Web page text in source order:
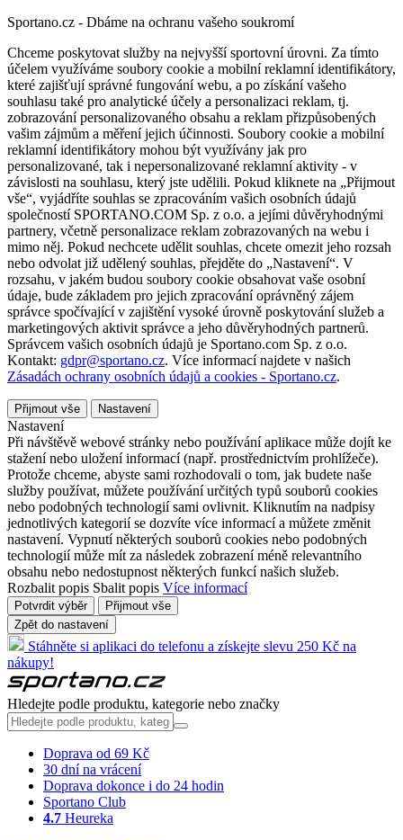
Sportano.cz - Dbáme na ochranu vašeho soukromí
Chceme poskytovat služby na nejvyšší sportovní úrovni. Za tímto
účelem využíváme soubory cookie a mobilní reklamní identifikátory,
které zajišťují správné fungování webu, a po získání vašeho
souhlasu také pro analytické účely a personalizaci reklam, tj.
zobrazování personalizovaného obsahu a reklam přizpůsobených
vašim zájmům a měření jejich účinnosti. Soubory cookie a mobilní
reklamní identifikátory mohou být využívány jak pro
personalizované, tak i nepersonalizované reklamní aktivity - v
závislosti na souhlasu, který jste udělili. Pokud kliknete na „Přijmout
vše“, vyjádříte souhlas se zpracováním vašich osobních údajů
společností SPORTANO.COM Sp. z o.o. a jejími důvěryhodnými
partnery, včetně personalizace reklam zobrazovaných na webu i
mimo něj. Pokud nechcete udělit souhlas, chcete omezit jeho rozsah
nebo odvolat již udělený souhlas, přejděte do „Nastavení“. V
rozsahu, v jakém budou soubory cookie obsahovat vaše osobní
údaje, bude základem pro jejich zpracování oprávněný zájem
správce spočívající v zajištění vysoké úrovně poskytování služeb a
marketingových aktivit správce a jeho důvěryhodných partnerů.
Správcem vašich osobních údajů je Sportano.com Sp. z o.o.
Kontakt: gdpr@sportano.cz. Více informací najdete v našich
Zásadách ochrany osobních údajů a cookies - Sportano.cz.
Přijmout vše Nastavení
Nastavení
Při návštěvě webové stránky nebo používání aplikace může dojít ke
stažení nebo uložení informací (např. prostřednictvím prohlížeče).
Protože chceme, abyste sami rozhodovali o tom, jak budete naše
služby používat, můžete používání určitých typů souborů cookies
nebo podobných technologií sami ovlivnit. Kliknutím na nadpisy
jednotlivých kategorií se dozvíte více informací a můžete změnit
nastavení. Vypnutí některých souborů cookies nebo podobných
technologií může mít za následek zobrazení méně relevantního
obsahu nebo nedostupnost některých funkcí našich služeb.
Rozbalit popis Sbalit popis Více informací
Potvrdit výběr
Přijmout vše
Zpět do nastavení
Stáhněte si aplikaci do telefonu a získejte slevu 250 Kč na
nákupy!
Hledejte podle produktu, kategorie nebo značky
Doprava od 69 Kč
30 dní na vrácení
Doprava dokonce i do 24 hodin
Sportano Club
4.7 Heureka